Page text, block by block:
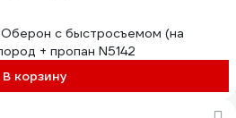
с быстросъемом (на
+ пропан N5142
В корзину